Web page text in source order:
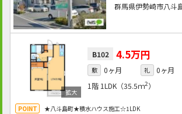
群馬県伊勢崎市八斗
B102 4.5万円
敷 0ヶ月 礼
0ヶ月
1階 1LDK（35.5ｍ2）
★八斗島町★積水ハウス施工☆1LDK